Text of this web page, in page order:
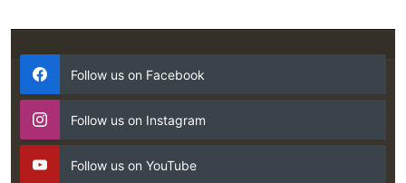
Follow us on Facebook
Follow us on Instagram
Follow us on YouTube